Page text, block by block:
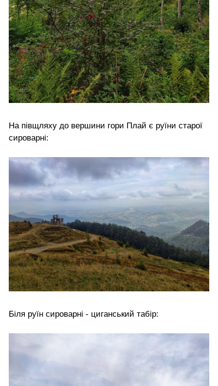
На півщляху до вершини гори Плай є руїни старої
сироварні:
Біля руїн сироварні - циганський табір: